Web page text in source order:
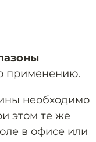
применению.
необходимо
этом те же
в офисе или